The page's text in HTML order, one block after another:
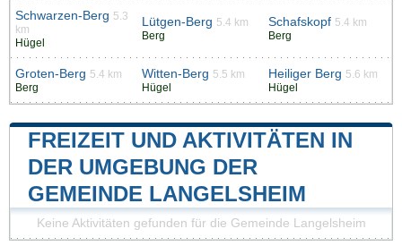
Schwarzen-Berg 5.3
km
Hügel
Lütgen-Berg 5.4 km
Berg
Schafskopf 5.4 km
Berg
Groten-Berg 5.4 km
Berg
Witten-Berg 5.5 km
Hügel
Heiliger Berg 5.6 km
Hügel
FREIZEIT UND AKTIVITÄTEN IN
DER UMGEBUNG DER
GEMEINDE LANGELSHEIM
Keine Aktivitäten gefunden für die Gemeinde Langelsheim